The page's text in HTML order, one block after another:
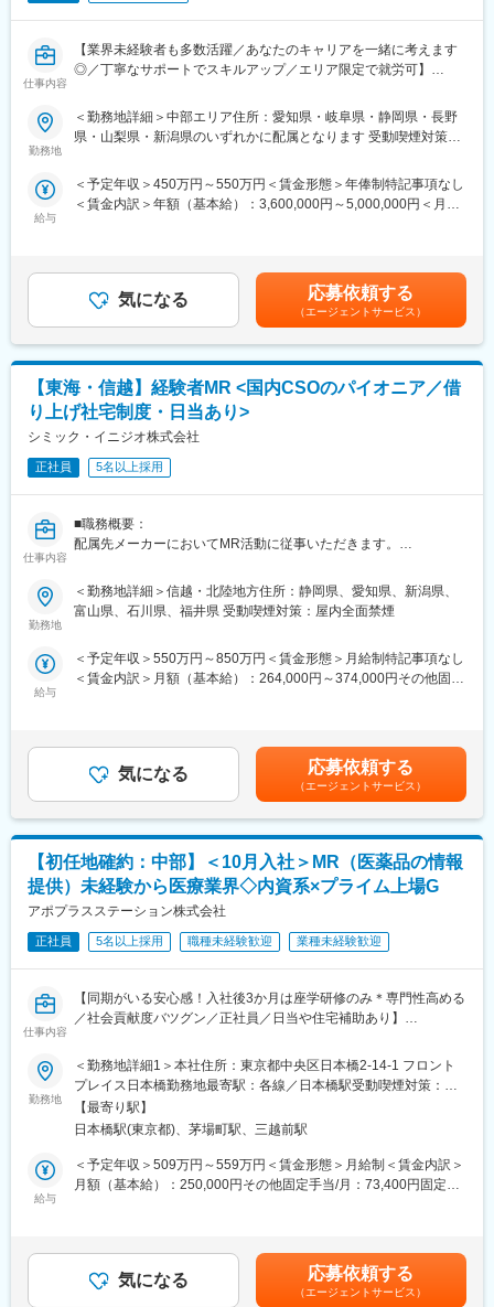
■具体的な業務
すでに取引のある病院の医師や薬剤師に向け、医薬品の効果や副
作用・適切な使用方法などの情報を提供し、薬剤のプロモーショ
ン活動を行っていただきます。メインの業務は情報提供となるた
活動に専念できる環境です。
個人の予算はありますが、チーム内で助け合う社風が整ってお
す。
給取得もしやすく、年間140日ほど休んでいる方も多くいます。
業部やグループ会社への異動実績も豊富にございます。（※病院の
経営コンサル、医薬品メーカーのマーケティング支援、人事担当
者などの管理部門）
営業経験を活かして様々なキャリアプ
変更の範囲：会社の定める業務
仕事内容
【業界未経験者も多数活躍／あなたのキャリアを一緒に考えます
◎／丁寧なサポートでスキルアップ／エリア限定で就労可】
■業務内容
医療機器の営業担当者として、基幹病院などの医師や看護師など
医療従事者の方々と面談を行い、製品に関わる手技や情報提供な
・身につくスキル
専門家へ提案・交渉する力を磨けます。単に説明する力だけでな
■キャリアパス：
志向性や身につけたいスキルに応じて様々なキャリアパスがあり
ます。
・1つの領域（心臓外科や整形外科など）を極める
・複数のプロジェクトに参画して経験を広げる
・本社スタッフ（プロジェクトマネージャー、採用、研修担当）
にキャリアチェンジ
など、様々な可能性を探ることができるのが大きな魅力です。
能です！配属先メーカーからオファーを受けた場合は、メーカー
直雇用へ転籍するチャンスもあります。
論可能です。）
・転勤は東北・関東などエリア単位内で限定することができ、一
医療機器・製薬メーカーのセールス領域を支援する業種です。自
社の社員を取引先企業に派遣し、派遣先の営業として活躍いただ
■研修体制
プロジェクトごとに異なりますが、同社または配属先のメーカー
にて研修が十分にございます。
プロジェクト配属後もマネージャーが丁寧に支援します。日々の
仕事の悩みやキャリア相談だけでなく、業務に不安がある際など
もしっかりとケアします。業界でも特に支援が手厚いと評判で
す。
ビュー等が閲覧可能です◇
Gm8rqdqY
勤務地
＜勤務地詳細＞中部エリア住所：愛知県・岐阜県・静岡県・長野
県・山梨県・新潟県のいずれかに配属となります 受動喫煙対策：
給与
＜予定年収＞450万円～550万円＜賃金形態＞年俸制特記事項なし
＜賃金内訳＞年額（基本給）：3,600,000円～5,000,000円＜月額
する可能性があります。月給(月額)は固定手当を含めた表記です。
気になる 応募依頼する
（エージェントサービス）
【東海・信越】経験者MR <国内CSOのパイオニア／借
り上げ社宅制度・日当あり>
シミック・イニジオ株式会社
正社員 5名以上採用
仕事内容
■職務概要：
配属先メーカーにおいてMR活動に従事いただきます。
■新薬プロジェクト95％超／常時60以上のプロジェクトが稼働
プロジェクトの数やバリエーションはキャリア形成に直結するた
業規模、製品領域などのバランスを考慮しながら、常時60以上の
プロジェクトが稼働しています。
■年齢も経験も多様な人財が活躍
シミック・イニジオはほぼ全員が中途採用です。それぞれ異なる
バックグラウンドを持ち、その経験を活かして活動しています。
社員の年齢分布も幅広く、20代～60代まで在籍しています。社員
の経験の多様性は、変革期にある製薬業界にあって、私たちの事
業を支える重要な要素です。
■人財育成への積極投資
シミック・イニジオにとってサービス品質の源泉となるのは人財
資を行っています。自己成長意欲を尊重し、業務直結の研修だけ
でなく、変化する時代に対応するビジネススキル習得も含め階層
行っています。
■家族も安心な手厚い福利厚生
社員がワークライフバランスをとりながらパフォーマンスを発揮
できる制度があります。社員と社員のご家族が安心し、仕事もプ
ライベートも充実して活躍できるよう、福利厚生制度を整備して
います。
■社内認定資格制度
製薬企業での開発パイプラインの変化にともない、当社において
勤務地
＜勤務地詳細＞信越・北陸地方住所：静岡県、愛知県、新潟県、
富山県、石川県、福井県 受動喫煙対策：屋内全面禁煙
給与
＜予定年収＞550万円～850万円＜賃金形態＞月給制特記事項なし
＜賃金内訳＞月額（基本給）：264,000円～374,000円その他固定
を全額支給 ■賞与年2回（昨年度実績4.2ヶ月）、報酬改定年1回■
全国勤務が可能な方は、初回給与時に30万円の一時金を支給賃金
はあくまでも目安の金額であり、選考を通じて上下する可能性が
あります。月給(月額)は固定手当を含めた表記です。
気になる 応募依頼する
（エージェントサービス）
【初任地確約：中部】＜10月入社＞MR（医薬品の情報
提供）未経験から医療業界◇内資系×プライム上場G
アポプラスステーション株式会社
正社員 5名以上採用 職種未経験歓迎 業種未経験歓迎
仕事内容
【同期がいる安心感！入社後3か月は座学研修のみ＊専門性高める
／社会貢献度バツグン／正社員／日当や住宅補助あり】
★本ポジションは、未経験から医療業界で活躍できます！
・医療を通じて社会に貢献したい
・仕事を通じて学びを深め自己の成長を実感したい
・専門職として知識、技能を身に付けたい
・内資系の安定企業で働きたい
という方にはおススメです！
＜2人に1人は未経験入社、75%は異業種からの転職者です＞
品に関する情報提供を行います。
勤務地
＜勤務地詳細1＞本社住所：東京都中央区日本橋2-14-1 フロント
プレイス日本橋勤務地最寄駅：各線／日本橋駅受動喫煙対策：敷
地内喫煙可能場所あり＜勤務地詳細2＞中部エリア住所：希望を考
慮し、愛知県 岐阜県 静岡県 新潟県 富山県 石川県 福井県 長野県
範囲：会社の定める事業所
【最寄り駅】
日本橋駅(東京都)、茅場町駅、三越前駅
給与
＜予定年収＞509万円～559万円＜賃金形態＞月給制＜賃金内訳＞
月額（基本給）：250,000円その他固定手当/月：73,400円固定残
どを考慮し、規定により決定します。※年収の他に別途日当（月額
3～4万円）・諸手当有昇給：年1回★頑張りに応じて年収UP★赴
任先の評価次第で大幅に年収をUPできます。（年2回業績給改
気になる 応募依頼する
（エージェントサービス）